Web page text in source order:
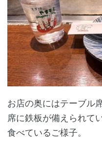
お店の奥にはテーブル
席に鉄板が備えられて
食べているご様子。